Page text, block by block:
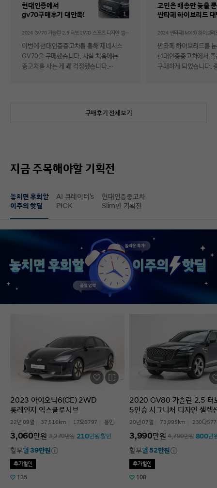
현대인증에서
gv70구매후기 대만족!
1
2024 GV70 가솔린 2.5 터보 2WD 스포츠 디자인 셀렉션Ⅱ
이번에 현대인증중고차를 통해 제네시스
GV70을 구매했습니다. 사실 처음에는
중고차를 사는 게 꽤 걱정됐습니다.
보면 예상과 달라서 후회했다는 이야기도
제공돼서 불안감이 많이 줄었다는
상태가 더 좋아서 만족도가 높았습니다.
중고차지만 관리가 잘 된 차량이라는
느낌이 확실히 들었습니다. 무엇보다
좋았던 건 ‘중고차인데도 걱정이 거의
없었다’는 점입니다. 차를 잘 모르는 사람
입장에서는 어디를 봐야 할지부터
막막한데, 그런 부담이 많이 줄었습니다.
온라인으로 비교하고 구매까지 진행할 수
있어서 시간적으로도 편했고, 직장인
입장에서는 이 부분이 특히
있을 것 같습니다. 중고차 구매가
처음이거나 차량 상태 확인이 어려운
분들에게는 현대인증중고차를 충분히
고려해볼 만하다고 생각합니다.
고민은 배송만 늦출
싼타페 하이브리드
싼타페 하이브리드를
현대인증중고차에서
구매하게 되었습니다.
도착해 기분 좋게 차를
완벽한 경험이었습니
고민하는 사람 있으면
현대인증중고차 추천
차량 보내주셔서 감사
구매후기 전체보기
지금 주목해야할 기획전
놓치면 후회할
이주의 핫딜
AI 큐레이터's
PICK
현대인증중고차
Slim한 기획전
2023 아이오닉6(CE) 2WD
롱레인지 익스클루시브
22년 09월 37,516km 17오6797 용인
3,060만원 3,270만원 210만원 할인
할부월 39만원
추가할인
135
2020 GV80 가솔린 2.5 터
5인승 시그니처 디자인 셀
20년 07월 73,995km 230다
3,990만원 4,790만원 800만
할부월 52만원
추가할인
108